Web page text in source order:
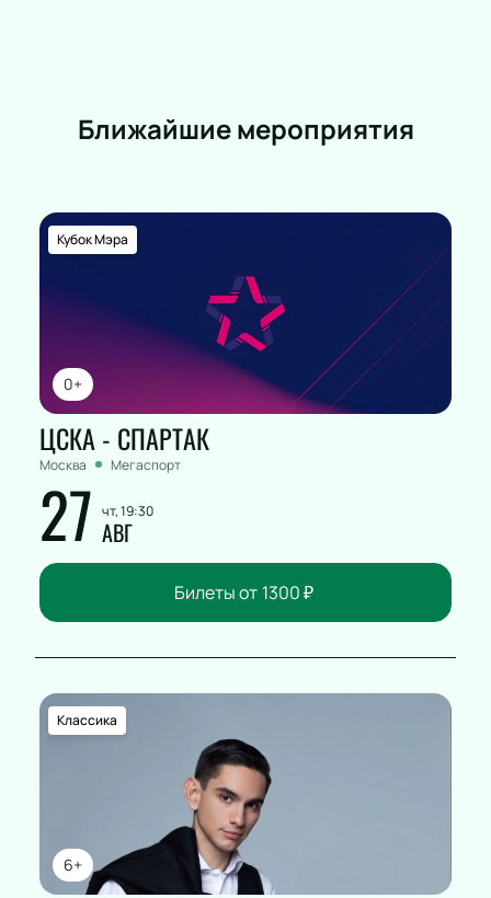
Ближайшие мероприятия
0+
Кубок Мэра
ЦСКА - СПАРТАК
Москва Мегаспорт
27 чт, 19:30
АВГ
Билеты от 1300₽
6+
Классика